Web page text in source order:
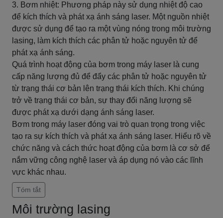
3. Bơm nhiệt: Phương pháp này sử dụng nhiệt độ cao
để kích thích và phát xạ ánh sáng laser. Một nguồn nhiệt
được sử dụng để tạo ra một vùng nóng trong môi trường
lasing, làm kích thích các phân tử hoặc nguyên tử để
phát xạ ánh sáng.
Quá trình hoạt động của bơm trong máy laser là cung
cấp năng lượng đủ để đẩy các phân tử hoặc nguyên tử
từ trạng thái cơ bản lên trạng thái kích thích. Khi chúng
trở về trạng thái cơ bản, sự thay đổi năng lượng sẽ
được phát xạ dưới dạng ánh sáng laser.
Bơm trong máy laser đóng vai trò quan trọng trong việc
tạo ra sự kích thích và phát xạ ánh sáng laser. Hiểu rõ về
chức năng và cách thức hoạt động của bơm là cơ sở để
nắm vững công nghệ laser và áp dụng nó vào các lĩnh
vực khác nhau.
Tóm tắt
Môi trường lasing